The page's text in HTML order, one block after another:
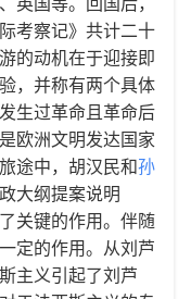
考察记》共计二十
的动机在于迎接即
，并称有两个具体
生过革命且革命后
欧洲文明发达国家
途中，胡汉民和孙
大纲提案说明
关键的作用。伴随
定的作用。从刘芦
主义引起了刘芦